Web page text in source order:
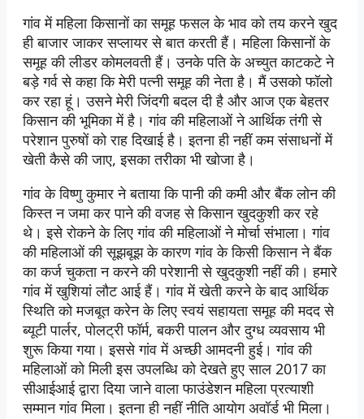
गांव में महिला किसानों का समूह फसल के भाव को तय करने खुद
ही बाजार जाकर सप्लायर से बात करती हैं। महिला किसानों के
समूह की लीडर कोमलवती हैं। उनके पति के अच्युत काटकटे ने
बड़े गर्व से कहा कि मेरी पत्नी समूह की नेता है। मैं उसको फॉलो
कर रहा हूं। उसने मेरी जिंदगी बदल दी है और आज एक बेहतर
किसान की भूमिका में है। गांव की महिलाओं ने आर्थिक तंगी से
परेशान पुरुषों को राह दिखाई है। इतना ही नहीं कम संसाधनों में
खेती कैसे की जाए, इसका तरीका भी खोजा है।
गांव के विष्णु कुमार ने बताया कि पानी की कमी और बैंक लोन की
किस्त न जमा कर पाने की वजह से किसान खुदकुशी कर रहे
थे। इसे रोकने के लिए गांव की महिलाओं ने मोर्चा संभाला। गांव
की महिलाओं की सूझबूझ के कारण गांव के किसी किसान ने बैंक
का कर्ज चुकता न करने की परेशानी से खुदकुशी नहीं की। हमारे
गांव में खुशियां लौट आई हैं। गांव में खेती करने के बाद आर्थिक
स्थिति को मजबूत करेन के लिए स्वयं सहायता समूह की मदद से
ब्यूटी पार्लर, पोलट्री फॉर्म, बकरी पालन और दुग्ध व्यवसाय भी
शुरू किया गया। इससे गांव में अच्छी आमदनी हुई। गांव की
महिलाओं को मिली इस उपलब्धि को देखते हुए साल 2017 का
सीआईआई द्वारा दिया जाने वाला फाउंडेशन महिला प्रत्याशी
सम्मान गांव मिला। इतना ही नहीं नीति आयोग अवॉर्ड भी मिला।